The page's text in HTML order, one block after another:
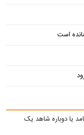
است
یا دوباره شاهد یک